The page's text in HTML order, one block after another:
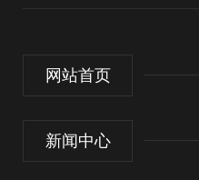
网站首页
新闻中心